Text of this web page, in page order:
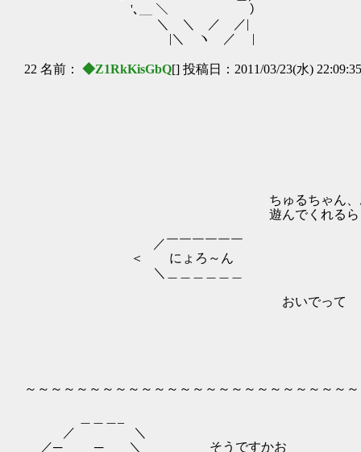
'､＿ ＼ ）
＼ ＼ ／ ／|
|＼ ヽ ／ |
22 名前： ◆Z1RkKisGbQ[] 投稿日：2011/03/23(水)
ちゅるちゃん、お客さんだ
遊んでくれるらし
／￣￣￣￣
＜ にょろ
＼＿＿＿＿＿＿
おいでって | | ヽ
～～～～～～～～～～～～～～～～～～～～～～～～～
／ ＼
／─ ─ ＼ そうですかお